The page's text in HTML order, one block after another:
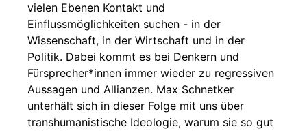
vielen Ebenen Kontakt und
Einflussmöglichkeiten suchen - in der
Wissenschaft, in der Wirtschaft und in der
Politik. Dabei kommt es bei Denkern und
Fürsprecher*innen immer wieder zu regressiven
Aussagen und Allianzen. Max Schnetker
unterhält sich in dieser Folge mit uns über
transhumanistische Ideologie, warum sie so gut